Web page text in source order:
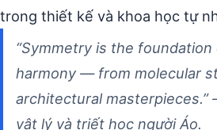
trong thiết kế và khoa học tự
“Symmetry is the foundation
harmony — from molecular
architectural masterpieces.”
vật lý và triết học người Áo.